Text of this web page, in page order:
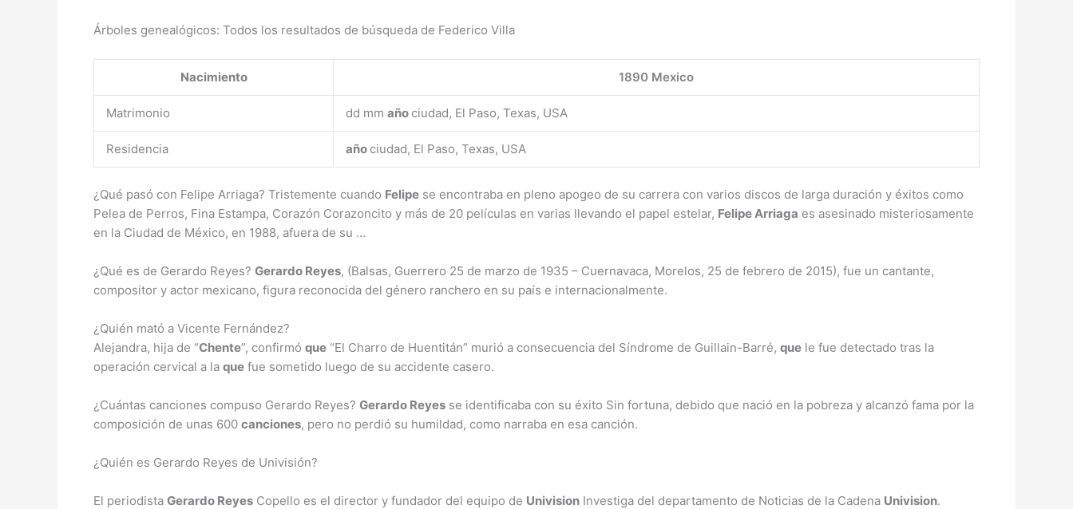
Árboles genealógicos: Todos los resultados de búsqueda de Federico Villa
Nacimiento 1890 Mexico
Matrimonio dd mm año ciudad, El Paso, Texas, USA
Residencia año ciudad, El Paso, Texas, USA
¿Qué pasó con Felipe Arriaga? Tristemente cuando Felipe se encontraba en pleno apogeo de su carrera con varios discos de larga duración y éxitos como
Pelea de Perros, Fina Estampa, Corazón Corazoncito y más de 20 películas en varias llevando el papel estelar, Felipe Arriaga es asesinado misteriosamente
en la Ciudad de México, en 1988, afuera de su …
¿Qué es de Gerardo Reyes? Gerardo Reyes, (Balsas, Guerrero 25 de marzo de 1935 – Cuernavaca, Morelos, 25 de febrero de 2015), fue un cantante,
compositor y actor mexicano, figura reconocida del género ranchero en su país e internacionalmente.
¿Quién mató a Vicente Fernández?
Alejandra, hija de “Chente”, confirmó que “El Charro de Huentitán” murió a consecuencia del Síndrome de Guillain-Barré, que le fue detectado tras la
operación cervical a la que fue sometido luego de su accidente casero.
¿Cuántas canciones compuso Gerardo Reyes? Gerardo Reyes se identificaba con su éxito Sin fortuna, debido que nació en la pobreza y alcanzó fama por la
composición de unas 600 canciones, pero no perdió su humildad, como narraba en esa canción.
¿Quién es Gerardo Reyes de Univisión?
El periodista Gerardo Reyes Copello es el director y fundador del equipo de Univision Investiga del departamento de Noticias de la Cadena Univision.